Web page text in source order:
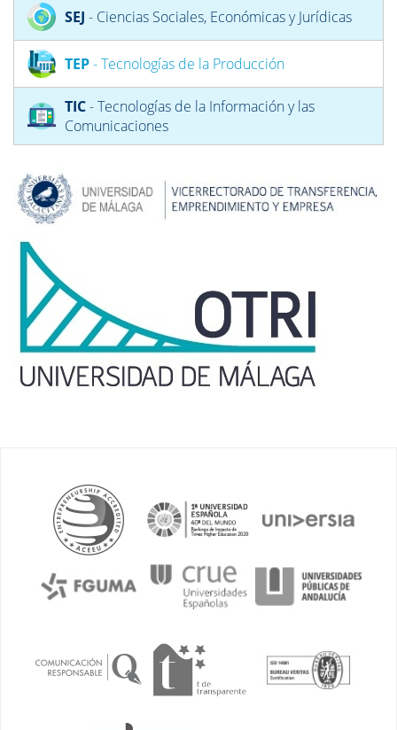
SEJ - Ciencias Sociales, Económicas y Jurídicas
TEP- Tecnologías de la Producción
TIC- Tecnologías de la Información y las
Comunicaciones